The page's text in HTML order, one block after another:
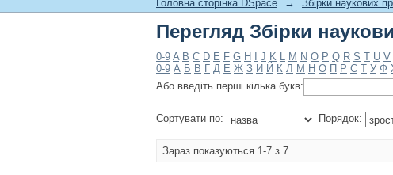
Головна сторінка DSpace → Збірки наукових
Перегляд Збірки
0-9 A B C D E F G H J K L M N O P Q R S T U V
0-9 А Б В Г Д Е Ж З И Й К Л М Н О П Р С Т У Ф
Або введіть перші кілька букв:
Сортувати по: Порядок:
Зараз показуються 1-7 з 7